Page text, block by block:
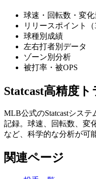
球速・回転数・変化
リリースポイント（
球種別成績
左右打者別データ
ゾーン別分析
被打率・被OPS
Statcast高精度
MLB公式のStatcastシス
記録。球速、回転数、変
など、科学的な分析が可
関連ページ